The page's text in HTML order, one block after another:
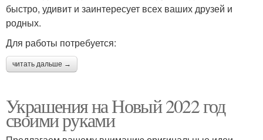
быстро, удивит и заинтересует всех ваших друзей и
родных.
Для работы потребуется:
читать дальше →
Украшения на Новый 2022 год
своими руками